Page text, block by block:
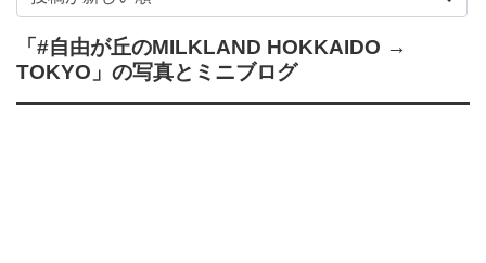
「#自由が丘のMILKLAND HOKKAIDO →
TOKYO」 の写真とミニブログ